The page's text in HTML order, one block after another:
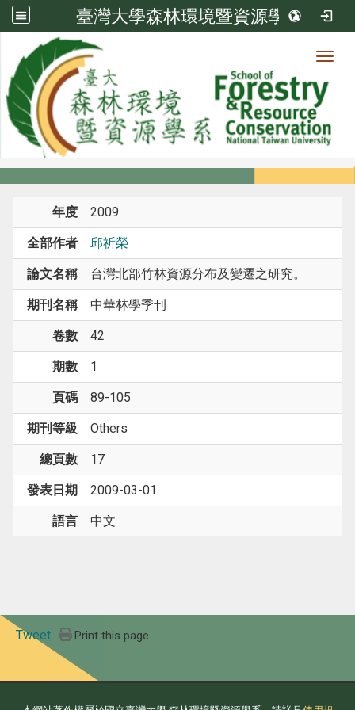
臺灣大學森林環境暨資源學系
系所成員
系所成員
年度 2009
全部作者 邱祈榮
論文名稱 台灣北部竹林資源分布及變遷之研究。
期刊名稱 中華林學季刊
卷數 42
期數 1
頁碼 89-105
期刊等級 Others
總頁數 17
發表日期 2009-03-01
語言 中文
Tweet Print this page